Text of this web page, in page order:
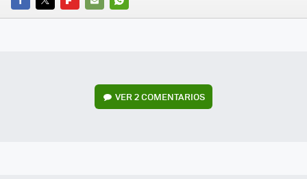
FACEBOOK
TWITTERFLIPBOARD
E-
WHATSAPP
VER2 COMENTARIOS